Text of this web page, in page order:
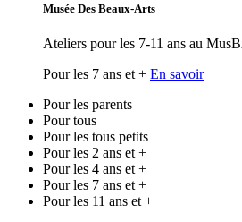
Musée Des Beaux-Arts
Ateliers pour les 7-11 ans au
Pour les 7 ans et + En savoir
Pour les parents
Pour tous
Pour les tous petits
Pour les 2 ans et +
Pour les 4 ans et +
Pour les 7 ans et +
Pour les 11 ans et +